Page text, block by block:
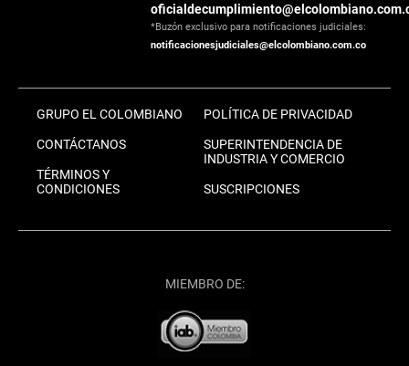
*Buzón exclusivo para notificaciones judiciales:
notificacionesjudiciales@elcolombiano.com.co
GRUPO EL COLOMBIANO
CONTÁCTANOS
TÉRMINOS Y
CONDICIONES
POLÍTICA DE PRIVACIDAD
SUPERINTENDENCIA DE
INDUSTRIA Y COMERCIO
SUSCRIPCIONES
MIEMBRO DE: